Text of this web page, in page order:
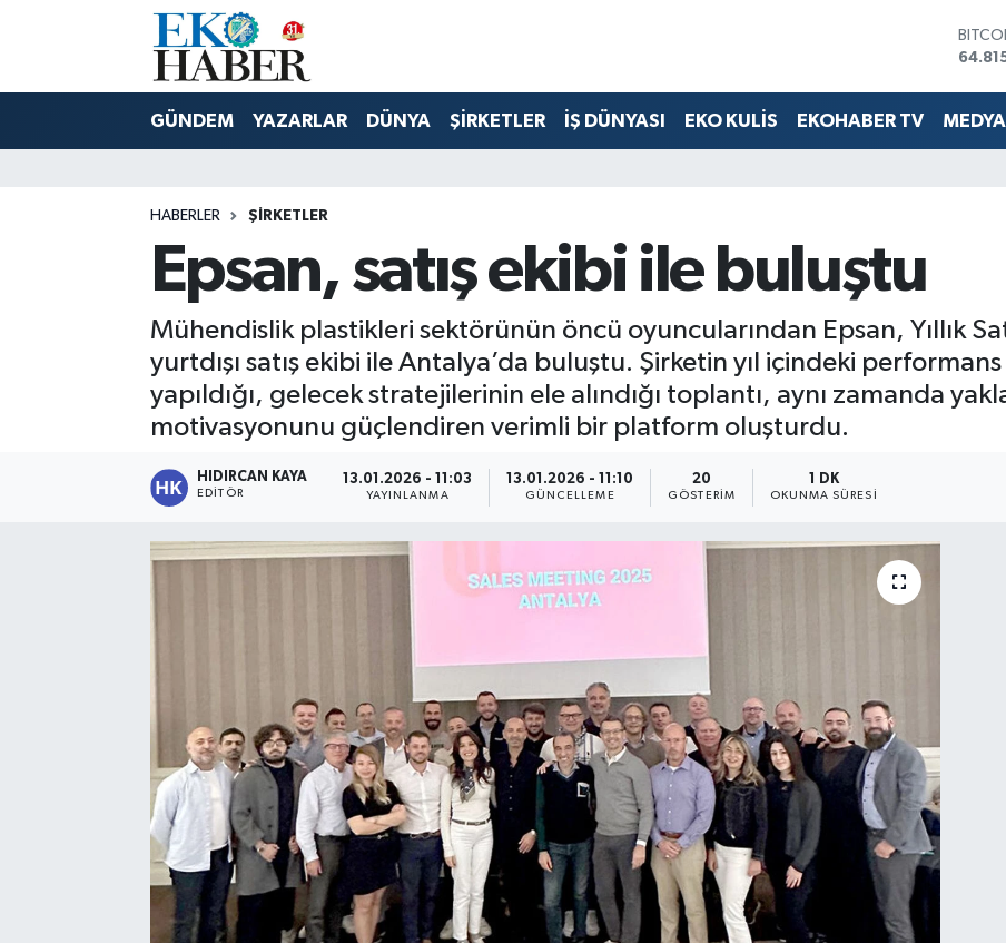
GÜNDEM YAZARLAR DÜNYA ŞİRKETLER İŞ DÜNYASI EKO KULİS EKOHABER TV
HABERLER ŞIRKETLER
Epsan, satış ekibi ile buluştu
Mühendislik plastikleri sektörünün öncü oyuncularından Epsan, Yıllık
yurtdışı satış ekibi ile Antalya’da buluştu. Şirketin yıl içindeki
yapıldığı, gelecek stratejilerinin ele alındığı toplantı, aynı zamanda
motivasyonunu güçlendiren verimli bir platform oluşturdu.
HIDIRCAN KAYA
EDITÖR
13.01.2026 - 11:03
YAYINLANMA
13.01.2026 - 11:10
GÜNCELLEME
20
GÖSTERIM
1 DK
OKUNMA SÜRESI
Hava Durumu
Tüm Manşetler
Haber Arşivi